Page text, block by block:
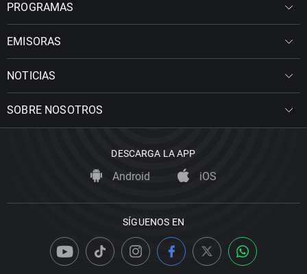
PROGRAMAS
EMISORAS
NOTICIAS
SOBRE NOSOTROS
DESCARGA LA APP
Android iOS
SÍGUENOS EN